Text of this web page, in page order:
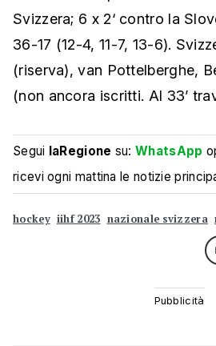
Svizzera; 6 x 2‘ contro la
36-17 (12-4, 11-7, 13-6).
(riserva), van Pottelberghe,
(non ancora iscritti. Al 33’
Segui laRegione su:WhatsApp
ricevi ogni mattina le notizie
hockey iihf 2023 nazionale svizzera